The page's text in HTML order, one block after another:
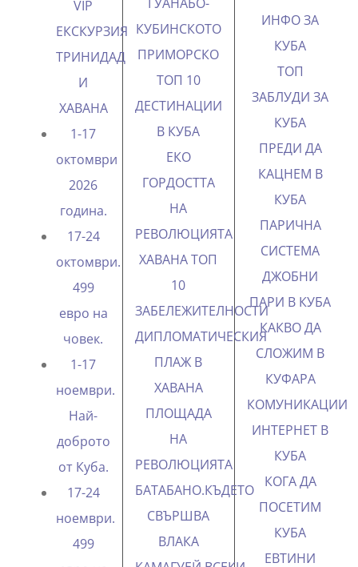
VIP
ЕКСКУРЗИЯ
ТРИНИДАД
И
ХАВАНА
1-17
октомври
2026
година.
17-24
октомври.
499
евро на
човек.
1-17
ноември.
Най-
доброто
от Куба.
17-24
ноември.
499
КУБИНСКОТО
ПРИМОРСКО
ТОП 10
ДЕСТИНАЦИИ
В КУБА
ЕКО
ГОРДОСТТА
НА
РЕВОЛЮЦИЯТА
ХАВАНА ТОП
10
ЗАБЕЛЕЖИТЕЛНОСТИ
ДИПЛОМАТИЧЕСКИЯ
ПЛАЖ В
ХАВАНА
ПЛОЩАДА
НА
РЕВОЛЮЦИЯТА
БАТАБАНО.КЪДЕТО
СВЪРШВА
ВЛАКА
ИНФО ЗА
КУБА
ТОП
ЗАБЛУДИ ЗА
КУБА
ПРЕДИ ДА
КАЦНЕМ В
КУБА
ПАРИЧНА
СИСТЕМА
ДЖОБНИ
ПАРИ В КУБА
КАКВО ДА
СЛОЖИМ В
КУФАРА
КОМУНИКАЦИИ
ИНТЕРНЕТ В
КУБА
КОГА ДА
ПОСЕТИМ
КУБА
EВТИНИ